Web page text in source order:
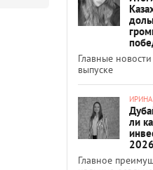
Главные
выпуске
ли
Главное